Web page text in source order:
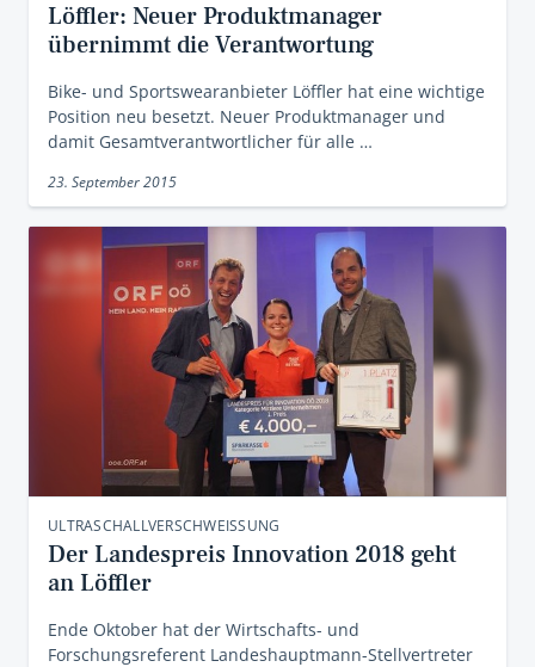
Löffler: Neuer Produktmanager
übernimmt die Verantwortung
Bike- und Sportswearanbieter Löffler hat eine wichtige
Position neu besetzt. Neuer Produktmanager und
damit Gesamtverantwortlicher für alle …
23. September 2015
ULTRASCHALLVERSCHWEISSUNG
Der Landespreis Innovation 2018 geht
an Löffler
Ende Oktober hat der Wirtschafts- und
Forschungsreferent Landeshauptmann-Stellvertreter